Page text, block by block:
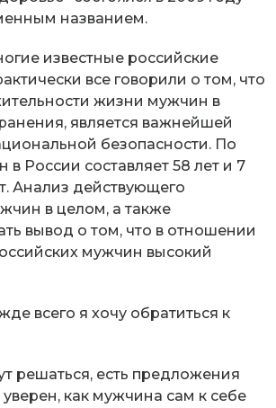
названием.
известные российские
все говорили о том, что
жизни мужчин в
является важнейшей
безопасности. По
России составляет 58 лет и 7
Анализ действующего
в целом, а также
вывод о том, что в отношении
мужчин высокий
всего я хочу обратиться к
решаться, есть предложения
как мужчина сам к себе